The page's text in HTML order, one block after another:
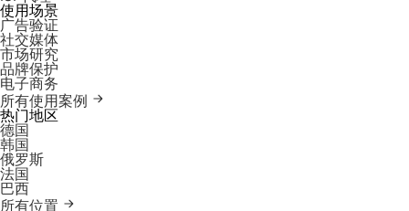
使用场景
广告验证
社交媒体
市场研究
品牌保护
电子商务
所有使用案例
热门地区
德国
韩国
俄罗斯
法国
巴西
所有位置